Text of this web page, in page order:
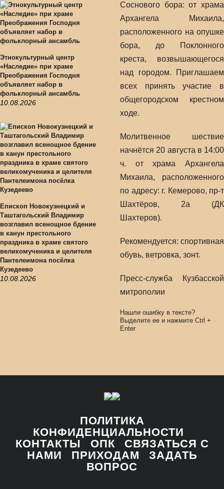
Этнокультурный центр
«Наследие» при храме
Преображения Господня
объявляет набор в
фольклорный ансамбль
10.08.2026
Епископ Новокузнецкий и
Таштагольский Владимир
возглавил всенощное бдение
в канун престольного
праздника в храме святого
великомученика и целителя
Пантелеимона посёлка
Кузедеево
10.08.2026
Соснового бора: от храма
Архангела Михаила,
расположенного на опушке
бора, до Поклонного
креста, возвышающегося
над городом. Приглашаем
всех принять участие в
общегородском крестном
ходе.
Молитвенное шествие
начнётся 20 августа в 14:00
ч. от храма Архангела
Михаила, расположенного
по адресу: г. Кемерово, пр-т
Шахтёров, 2а (ДК
Шахтеров).
Рекомендуется: спортивная
обувь, ветровка, зонт.
Пресс-служба Кузбасской
митрополии
Нашли ошибку в тексте?
Выделите ее и нажмите Ctrl +
Enter
ПОЛИТИКА
КОНФИДЕНЦИАЛЬНОСТИ
КОНТАКТЫ
ОПК
СВЯЗАТЬСЯ С
НАМИ
ПРИХОДАМ
ЗАДАТЬ
ВОПРОС